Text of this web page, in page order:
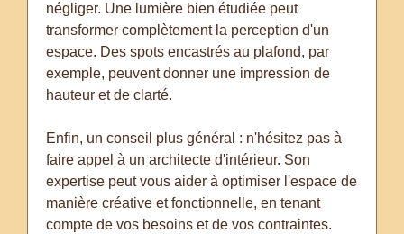
négliger. Une lumière bien étudiée peut
transformer complètement la perception d'un
espace. Des spots encastrés au plafond, par
exemple, peuvent donner une impression de
hauteur et de clarté.
Enfin, un conseil plus général : n'hésitez pas à
faire appel à un architecte d'intérieur. Son
expertise peut vous aider à optimiser l'espace de
manière créative et fonctionnelle, en tenant
compte de vos besoins et de vos contraintes.